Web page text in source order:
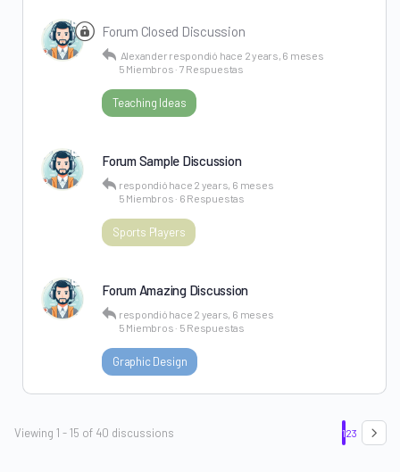
Forum Closed Discussion
Alexander respondió hace 2 years, 6 meses
5 Miembros · 7 Respuestas
Teaching Ideas
Forum Sample Discussion
respondió hace 2 years, 6 meses
5 Miembros · 6 Respuestas
Sports Players
Forum Amazing Discussion
respondió hace 2 years, 6 meses
5 Miembros · 5 Respuestas
Graphic Design
Viewing 1 - 15 of 40 discussions 123